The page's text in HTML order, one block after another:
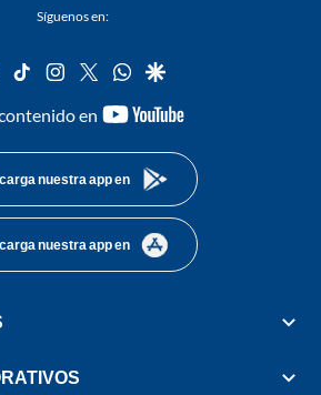
Síguenos en:
facebook
tiktok instagram
twitterwhatsapp
google
en
youtube-
nuestra app en
nuestra app en